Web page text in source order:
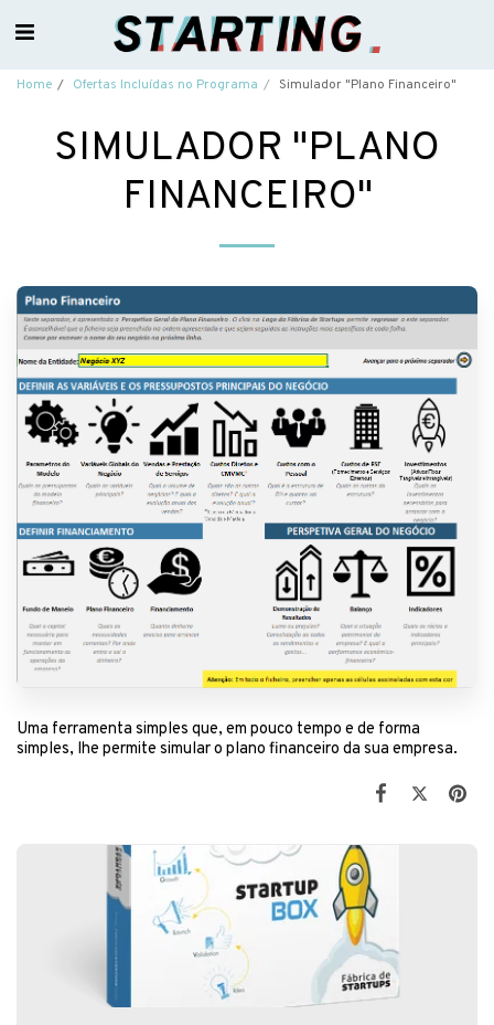
Home Ofertas Incluídas no Programa Simulador "Plano Financeiro"
SIMULADOR "PLANO
FINANCEIRO"
Uma ferramenta simples que, em pouco tempo e de forma
simples, lhe permite simular o plano financeiro da sua empresa.